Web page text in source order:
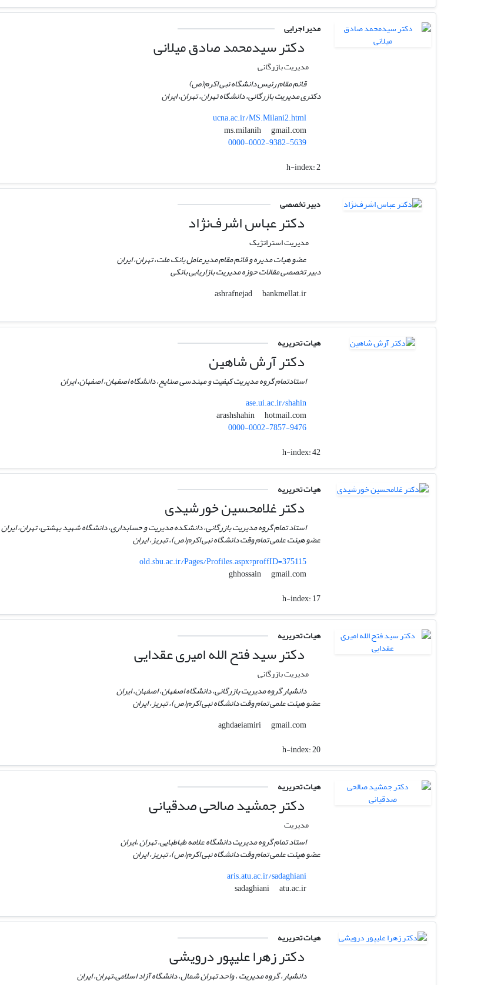
مدیر اجرایی
دکتر سیدمحمد صادق میلانی
مدیریت بازرگانی
قائم مقام رئیس دانشگاه نبی اکرم(ص)
دکتری مدیریت بازرگانی، دانشگاه تهران، تهران، ایران
ucna.ac.ir/MS.Milani2.html
gmail.com
0000-0002-9382-5639
h-index:2
دبیر تخصصی
دکتر عباس اشرف‌نژاد
مدیریت استراتژیک
عضو هیات مدیره و قائم مقام مدیرعامل بانک ملت، تهران، ایران
دبیر تخصصی مقالات حوزه مدیریت بازاریابی بانکی
bankmellat.ir
هیات تحریریه
دکتر آرش شاهین
استادتمام گروه مدیریت کیفیت و مهندسی صنایع، دانشگاه اصفهان، اصفهان، ایران
ase.ui.ac.ir/shahin
hotmail.com
0000-0002-7857-9476
h-index:42
هیات تحریریه
دکتر غلامحسین خورشیدی
استاد تمام گروه مدیریت بازرگانی، دانشکده مدیریت و حسابداری، دانشگاه شهید بهشتی، تهران، ایران
عضو هیئت علمی تمام وقت دانشگاه نبی اکرم(ص)، تبریز، ایران
old.sbu.ac.ir/Pages/Profiles.aspx?proffID=375115
gmail.com
h-index:17
هیات تحریریه
دکتر سید فتح الله امیری عقدایی
مدیریت بازرگانی
دانشیار گروه مدیریت بازرگانی، دانشگاه اصفهان، اصفهان، ایران
عضو هیئت علمی تمام وقت دانشگاه نبی اکرم(ص)، تبریز، ایران
gmail.com
h-index:20
هیات تحریریه
دکتر جمشید صالحی صدقیانی
مدیریت
استاد تمام گروه مدیریت دانشگاه علامه طباطبایی، تهران ،ایران
عضو هیئت علمی تمام وقت دانشگاه نبی اکرم(ص)، تبریز، ایران
aris.atu.ac.ir/sadaghiani
atu.ac.ir
هیات تحریریه
دکتر زهرا علیپور درویشی
دانشیار، گروه مدیریت ، واحد تهران شمال، دانشگاه آزاد اسلامی،تهران، ایران